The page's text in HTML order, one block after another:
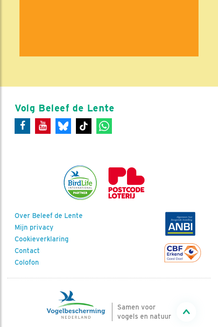
Volg Beleef de Lente
Over Beleef de Lente
Mijn privacy
Cookieverklaring
Contact
Colofon
Samen voor
vogels en natuur